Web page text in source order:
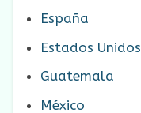
España
Estados Unidos
Guatemala
México